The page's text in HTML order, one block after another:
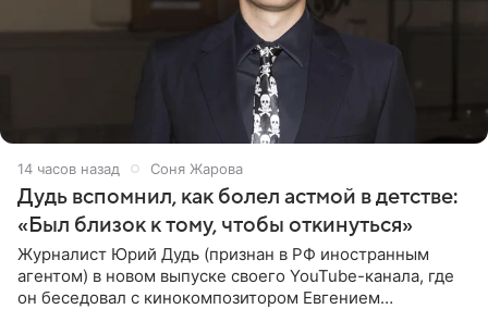
14 часов назад Соня Жарова
Дудь вспомнил, как болел астмой в детстве:
«Был близок к тому, чтобы откинуться»
Журналист Юрий Дудь (признан в РФ иностранным
агентом) в новом выпуске своего YouTube-канала, где
он беседовал с кинокомпозитором Евгением